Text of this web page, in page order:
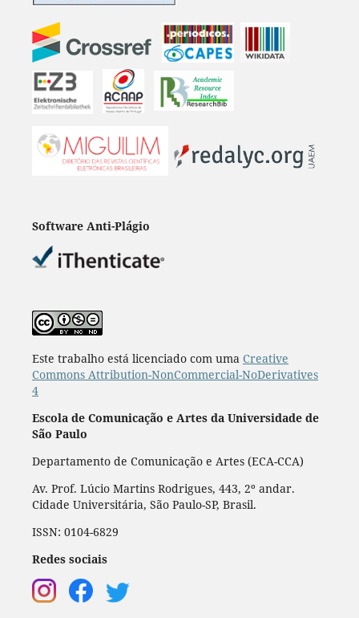
Software Anti-Plágio
Este trabalho está licenciado com uma Creative
Commons Attribution-NonCommercial-NoDerivatives
4
Escola de Comunicação e Artes da Universidade de
São Paulo
Departamento de Comunicação e Artes (ECA-CCA)
Av. Prof. Lúcio Martins Rodrigues, 443, 2º andar.
Cidade Universitária, São Paulo-SP, Brasil.
ISSN: 0104-6829
Redes sociais